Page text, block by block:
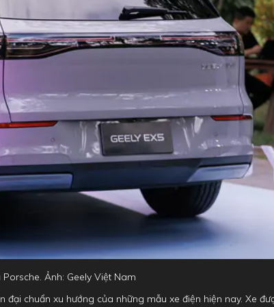
Ảnh: Geely Việt Nam
chuẩn xu hướng của những mẫu xe điện hiện nay. Xe